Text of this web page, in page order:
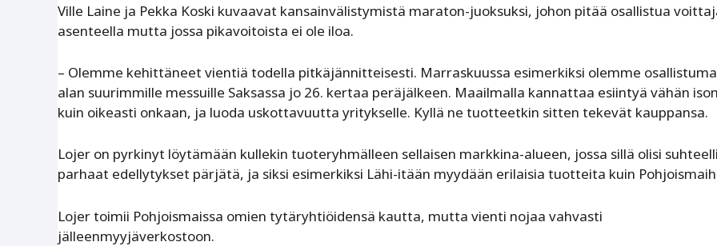
Ville Laine ja Pekka Koski kuvaavat kansainvälistymistä maraton-juoksuksi, johon pitää osallistua
asenteella mutta jossa pikavoitoista ei ole iloa.
– Olemme kehittäneet vientiä todella pitkäjännitteisesti. Marraskuussa esimerkiksi olemme
alan suurimmille messuille Saksassa jo 26. kertaa peräjälkeen. Maailmalla kannattaa esiintyä vähän
kuin oikeasti onkaan, ja luoda uskottavuutta yritykselle. Kyllä ne tuotteetkin sitten tekevät kauppansa.
Lojer on pyrkinyt löytämään kullekin tuoteryhmälleen sellaisen markkina-alueen, jossa sillä olisi
parhaat edellytykset pärjätä, ja siksi esimerkiksi Lähi-itään myydään erilaisia tuotteita kuin
Lojer toimii Pohjoismaissa omien tytäryhtiöidensä kautta, mutta vienti nojaa vahvasti
jälleenmyyjäverkostoon.